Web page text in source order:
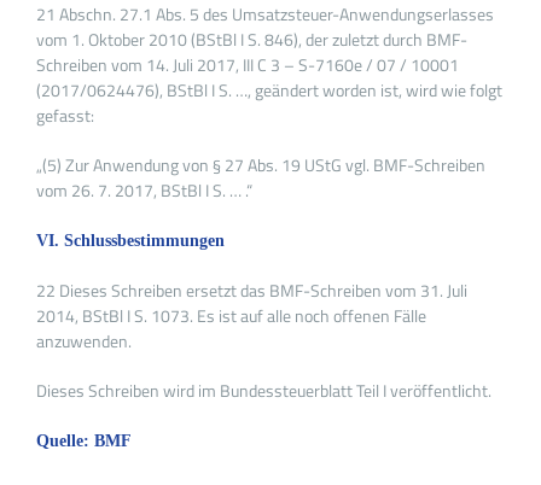
21 Abschn. 27.1 Abs. 5 des Umsatzsteuer-Anwendungserlasses
vom 1. Oktober 2010 (BStBl I S. 846), der zuletzt durch BMF-
Schreiben vom 14. Juli 2017, III C 3 – S-7160e / 07 / 10001
(2017/0624476), BStBl I S. …, geändert worden ist, wird wie folgt
gefasst:
„(5) Zur Anwendung von § 27 Abs. 19 UStG vgl. BMF-Schreiben
vom 26. 7. 2017, BStBl I S. … .“
VI. Schlussbestimmungen
22 Dieses Schreiben ersetzt das BMF-Schreiben vom 31. Juli
2014, BStBl I S. 1073. Es ist auf alle noch offenen Fälle
anzuwenden.
Dieses Schreiben wird im Bundessteuerblatt Teil I veröffentlicht.
Quelle: BMF